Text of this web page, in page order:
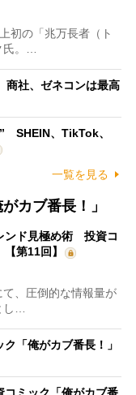
初の「兆万長者（ト
氏。…
商社、ゼネコンは最高
SHEIN、TikTok、
一覧を見る
カブ番長！」
ンド見極め術 投資コ
第11回】
、圧倒的な情報量が
し…
「俺がカブ番長！」